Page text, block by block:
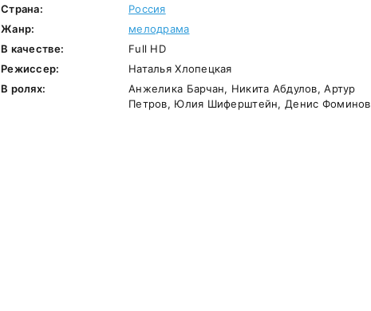
Страна:
Россия
Жанр:
мелодрама
В качестве:
Full HD
Режиссер:
Наталья Хлопецкая
В ролях:
Анжелика Барчан, Никита Абдулов, Артур
Петров, Юлия Шиферштейн, Денис Фоминов